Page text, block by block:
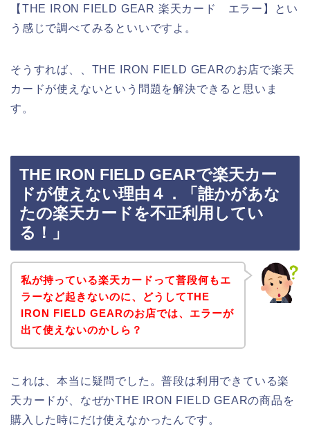
【THE IRON FIELD GEAR 楽天カード エラー】とい
う感じで調べてみるといいですよ。
そうすれば、、THE IRON FIELD GEARのお店で楽天
カードが使えないという問題を解決できると思いま
す。
THE IRON FIELD GEARで楽天カー
ドが使えない理由４．「誰かがあな
たの楽天カードを不正利用してい
る！」
私が持っている楽天カードって普段何もエ
ラーなど起きないのに、どうしてTHE
IRON FIELD GEARのお店では、エラーが
出て使えないのかしら？
これは、本当に疑問でした。普段は利用できている楽
天カードが、なぜかTHE IRON FIELD GEARの商品を
購入した時にだけ使えなかったんです。